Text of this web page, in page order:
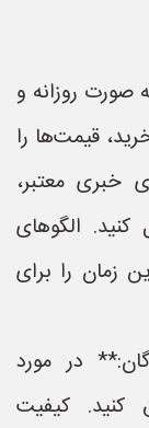
روزانه و
قیمت‌ها را
خبری معتبر،
الگوهای
زمان را برای
در مورد
کنید. کیفیت